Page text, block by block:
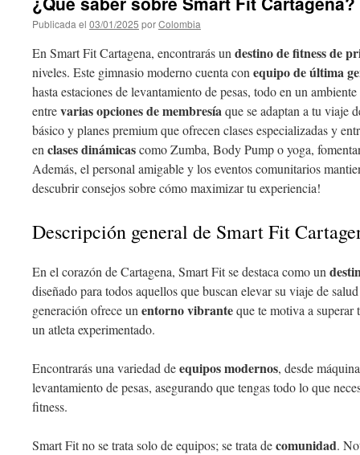
Publicada el 03/01/2025 porColombia
En Smart Fit Cartagena, encontrarás un destino de fitness de
niveles. Este gimnasio moderno cuenta con equipo de última
hasta estaciones de levantamiento de pesas, todo en un
entrevarias opciones de membresíaque se adaptan a tu viaje
básico y planes premium que ofrecen clases especializadas y
en clases dinámicascomo Zumba, Body Pump o yoga,
Además, el personal amigable y los eventos comunitarios
descubrir consejos sobre cómo maximizar tu experiencia!
Descripción general de Smart Fit
En el corazón de Cartagena, Smart Fit se destaca como un
diseñado para todos aquellos que buscan elevar su viaje de
generación ofrece un entorno vibranteque te motiva a
un atleta experimentado.
Encontrarás una variedad deequipos modernos, desde
levantamiento de pesas, asegurando que tengas todo lo que
fitness.
Smart Fit no se trata solo de equipos; se trata decomunidad.